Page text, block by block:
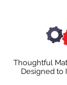
Thoughtful
Designed to